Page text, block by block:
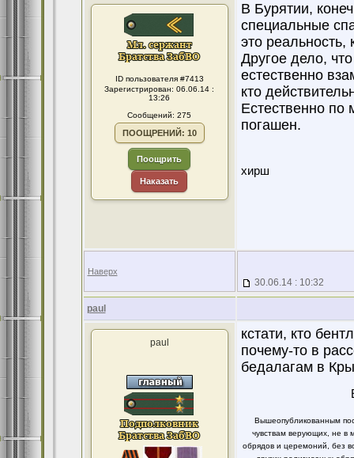
ID пользователя #7413
Зарегистрирован: 06.06.14 :
13:26
Сообщений: 275
ПООЩРЕНИЙ: 10
Поощрить
Наказать
В Бурятии,
специальные
это реальность,
Другое дело,
естественно
кто
Естественно по
погашен.
хирш
Наверх
30.06.14 : 10:32
paul
paul
кстати, кто
почему-то в
бедалагам в
Вышеопубликованным
чувствам верующих, не в
обрядов и церемоний, без